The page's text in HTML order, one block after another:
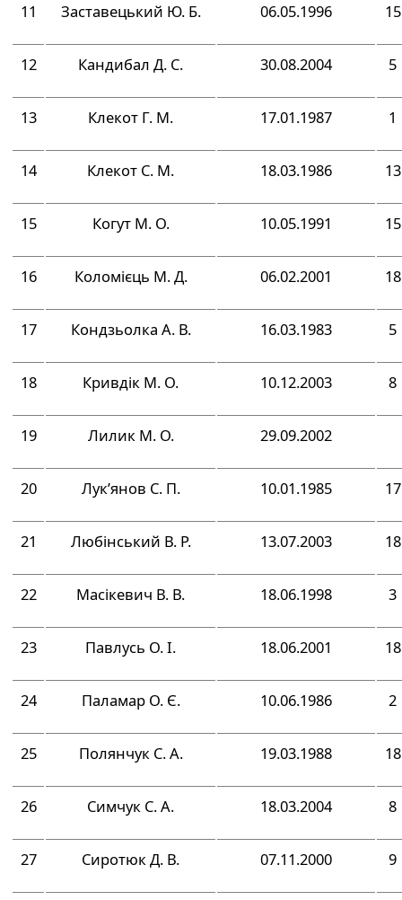
11 Заставецький Ю. Б. 06.05.1996 15
12 Кандибал Д. С. 30.08.2004 5
13 Клекот Г. М. 17.01.1987 1
14 Клекот С. М. 18.03.1986 13
15 Когут М. О. 10.05.1991 15
16 Коломієць М. Д. 06.02.2001 18
17 Кондзьолка А. В. 16.03.1983 5
18 Кривдік М. О. 10.12.2003 8
19 Лилик М. О. 29.09.2002
20 Лук’янов С. П. 10.01.1985 17
21 Любінський В. Р. 13.07.2003 18
22 Масікевич В. В. 18.06.1998 3
23 Павлусь О. І. 18.06.2001 18
24 Паламар О. Є. 10.06.1986 2
25 Полянчук С. А. 19.03.1988 18
26 Симчук С. А. 18.03.2004 8
27 Сиротюк Д. В. 07.11.2000 9